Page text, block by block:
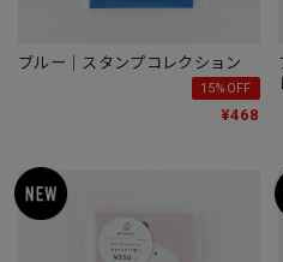
ブルー｜スタンプコレクション
15%OFF
¥468